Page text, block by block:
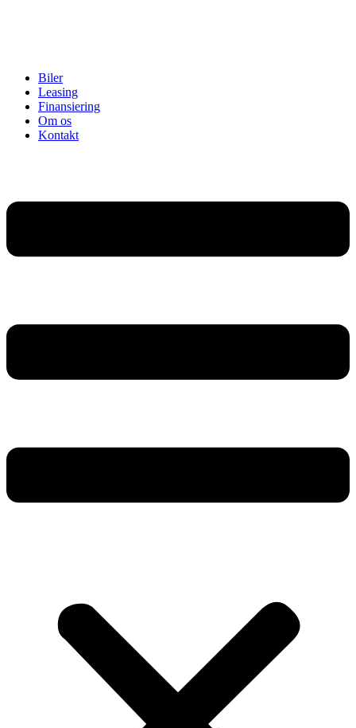
Biler
Leasing
Finansiering
Om os
Kontakt